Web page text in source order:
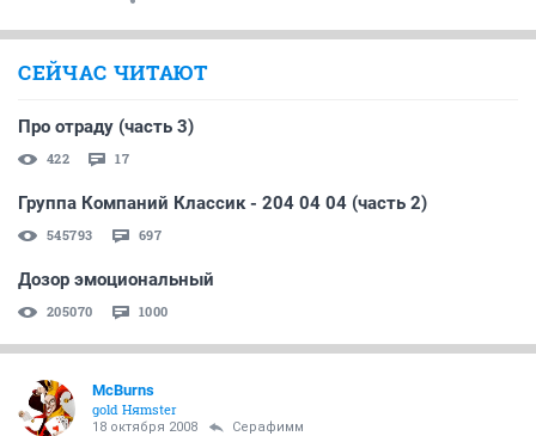
СЕЙЧАС ЧИТАЮТ
Про отраду (часть 3)
422 17
Группа Компаний Классик - 204 04 04 (часть 2)
545793 697
Дозор эмоциональный
205070 1000
McBurns
gold Няmster
18 октября 2008 Серафимм